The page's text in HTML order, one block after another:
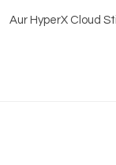
Aur HyperX Cloud